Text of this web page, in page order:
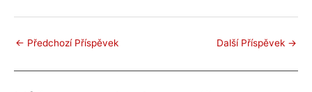
← Předchozí Příspěvek Další Příspěvek →